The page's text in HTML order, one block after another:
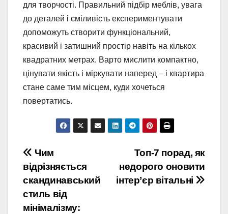
для творчості. Правильний підбір меблів, увага
до деталей і сміливість експериментувати
допоможуть створити функціональний,
красивий і затишний простір навіть на кількох
квадратних метрах. Варто мислити компактно,
цінувати якість і міркувати наперед – і квартира
стане саме тим місцем, куди хочеться
повертатись.
Навигация
по
записям
Топ-7 порад, як
недорого оновити
інтер’єр вітальні
Чим
відрізняється
скандинавський
стиль від
мінімалізму: